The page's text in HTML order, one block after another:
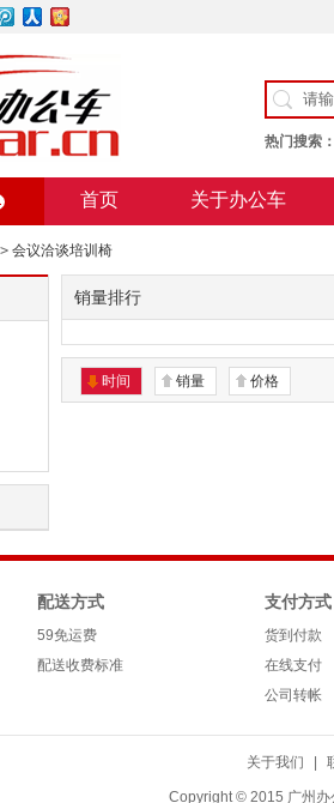
热门搜索
首页 关于办公车
美术用纸
> 会议洽谈培训椅
销量排行
时间 销量 价格
配送方式
59免运费
配送收费标准
支付方式
货到付款
在线支付
公司转帐
关于我们
Copyright © 2015 广州办